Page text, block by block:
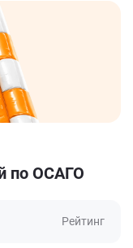
по ОСАГО
Рейтинг